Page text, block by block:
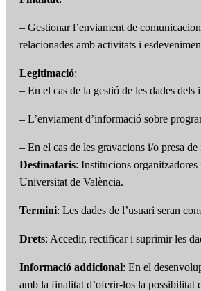
– Gestionar l’enviament de
relacionades amb activitats i
Legitimació:
– En el cas de la gestió de les dades
– L’enviament d’informació sobre
– En el cas de les gravacions i/o presa
Destinataris: Institucions
Universitat de València.
Termini: Les dades de l’usuari seran
Drets: Accedir, rectificar i suprimir les
Informació addicional: En el
amb la finalitat d’oferir-los la possibilitat